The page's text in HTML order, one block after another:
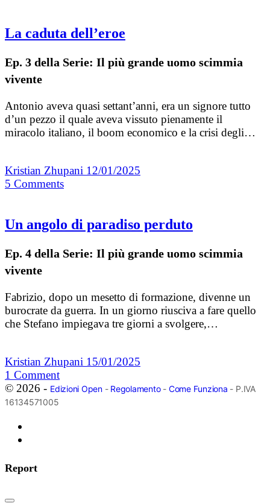
La caduta dell’eroe
Ep. 3 della Serie: Il più grande uomo scimmia
vivente
Antonio aveva quasi settant’anni, era un signore tutto
d’un pezzo il quale aveva vissuto pienamente il
miracolo italiano, il boom economico e la crisi degli…
Kristian Zhupani 12/01/2025
5 Comments
Un angolo di paradiso perduto
Ep. 4 della Serie: Il più grande uomo scimmia
vivente
Fabrizio, dopo un mesetto di formazione, divenne un
burocrate da guerra. In un giorno riusciva a fare quello
che Stefano impiegava tre giorni a svolgere,…
Kristian Zhupani 15/01/2025
1 Comment
© 2026 - Edizioni Open- Regolamento- Come Funziona - P.IVA
16134571005
Report